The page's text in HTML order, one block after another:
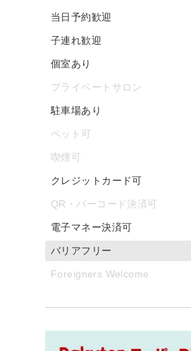
当日予約歓迎
子連れ歓迎
個室あり
プライベートサロン
駐車場あり
ペット可
喫煙可
クレジットカード可
QR・バーコード決済可
電子マネー決済可
バリアフリー
Foreigners Welcome